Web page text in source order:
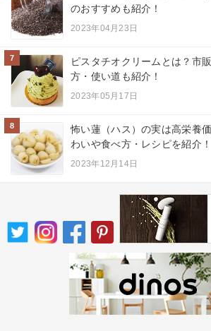
のおすすめも紹介！
2023年04月23日
7
ピスタチオクリームとは？市
方・使い道も紹介！
2023年05月17日
8
怖い蓮（ハス）の実は高栄養
わいや食べ方・レシピを紹介！
2023年12月14日